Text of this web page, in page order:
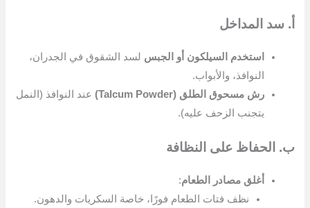
أ. سد المداخل
استخدم السيلكون أو الجبس لسد الشقوق في الجدران،
النوافذ، والأبواب.
رش مسحوق الطلق (Talcum Powder)
عند النوافذ (النمل
يتجنب الزحف عليه).
ب. الحفاظ على النظافة
أغلق مصادر الطعام:
نظف فتات الطعام فورًا، خاصة السكريات والدهون.